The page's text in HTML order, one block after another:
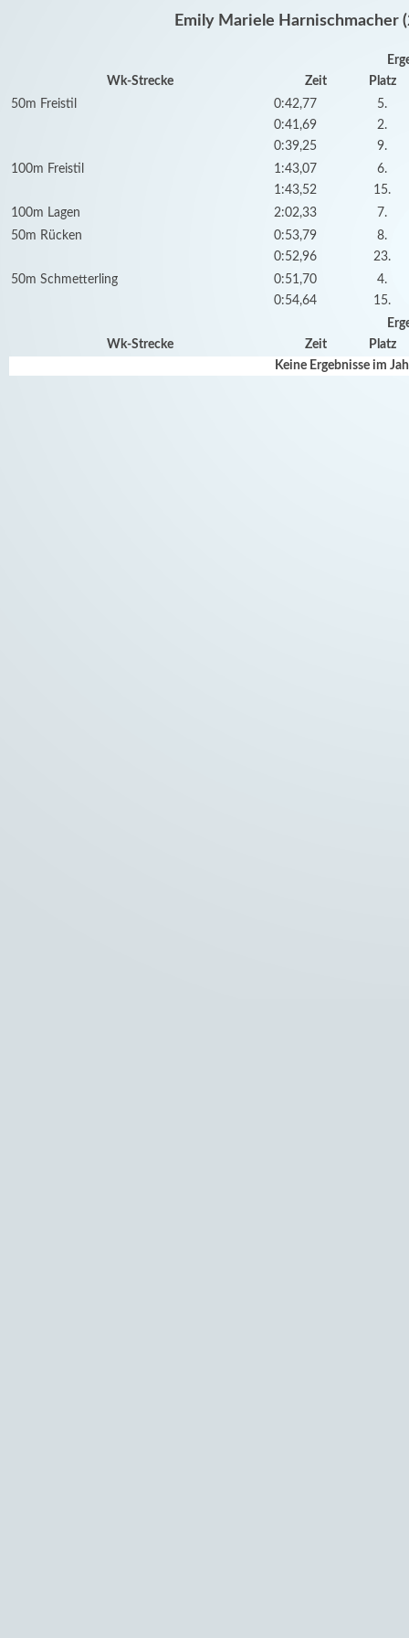
Emily Mariele Harnischmacher
Wk-Strecke
Zeit
Platz
50m Freistil
0:42,77
5.
0:41,69
2.
0:39,25
9.
100m Freistil
1:43,07
6.
1:43,52
15.
100m Lagen
2:02,33
7.
50m Rücken
0:53,79
8.
0:52,96
23.
50m Schmetterling
0:51,70
4.
0:54,64
15.
Wk-Strecke
Zeit
Platz
Keine Ergebnisse im